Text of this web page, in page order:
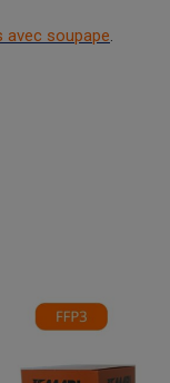
avec soupape.